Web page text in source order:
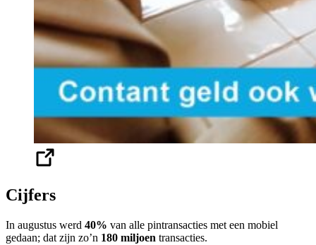
Cijfers
In augustus werd 40% van alle pintransacties met een mobiel
gedaan; dat zijn zo’n 180 miljoen transacties.